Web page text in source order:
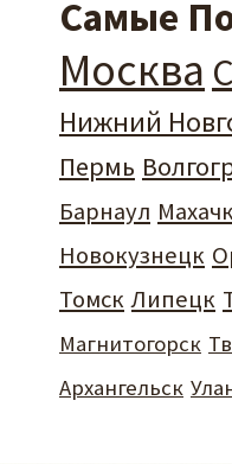
Самые
Москва
Нижний
Пермь
Барнаул
Новокузнецк
Томск Липецк
Магнитогорск
Архангельск